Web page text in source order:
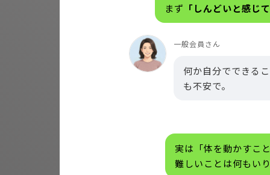
まず 「しんどいと感じ
一般会員さん
何か自分でできる
も不安で。
実は「体を動かすこ
難しいことは何もい